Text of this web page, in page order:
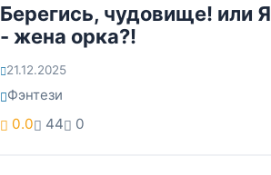
Берегись, чудовище! или Я
- жена орка?!
21.12.2025
Фэнтези
0.0
44 0